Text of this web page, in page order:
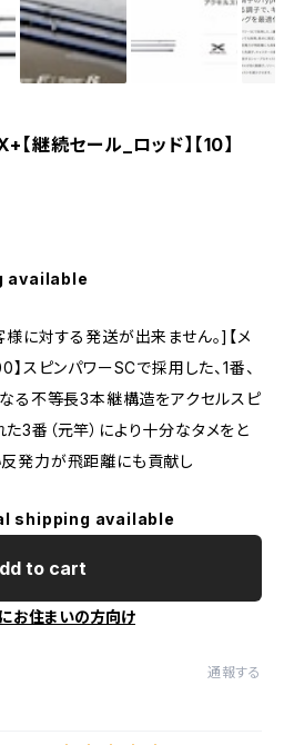
継続セール_ロッド】【10】
available
対する発送が出来ません。]【メ
スピンパワーSCで採用した、1番、
なる不等長3本継構造をアクセルスピ
3番（元竿）により十分なタメをと
反発力が飛距離にも貢献し
shipping available
to cart
お住まいの方向け
通報する